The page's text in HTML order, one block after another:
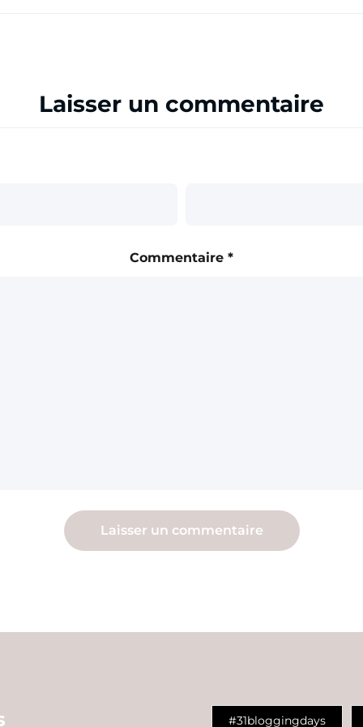
Laisser un commentaire
Commentaire *
#31bloggingdays